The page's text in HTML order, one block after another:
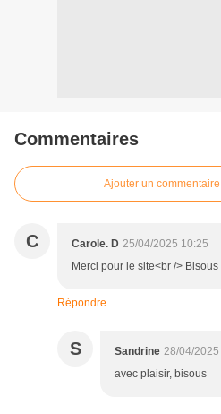
Commentaires
Ajouter un commentaire
C Carole. D 25/04/2025 10:25
Merci pour le site<br /> Bisous
Répondre
S Sandrine 28/04/2025
avec plaisir, bisous